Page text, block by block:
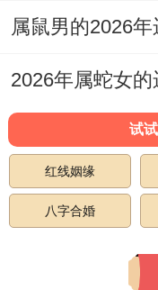
发连锁反应、2
头痛或肠胃不适
片化模式,就像
伸、下班途中进
属鸡人可佩戴蛇
宫位的能量冲突
试
红线姻缘
八字合婚